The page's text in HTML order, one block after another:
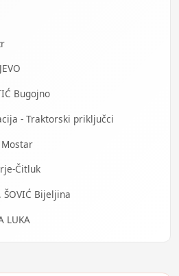
Bugojno
- Traktorski priključci
Mostar
Čitluk
Bijeljina
LUKA